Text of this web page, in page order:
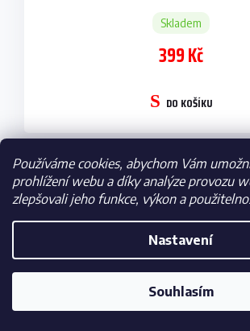
Používáme cookies, abychom Vám
prohlížení webu a díky analýze provozu
zlepšovali jeho funkce, výkon a
Nastavení
Souhlasím
Skladem
399 Kč
DO KOŠÍKU
Sběratelská figurka MINIX Liverpool
Becker, 12 cm